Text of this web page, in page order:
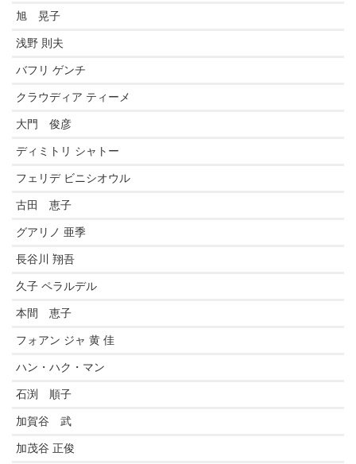
旭 晃子
浅野 則夫
バフリ ゲンチ
クラウディア ティーメ
大門 俊彦
ディミトリ シャトー
フェリデ ビニシオウル
古田 恵子
グアリノ 亜季
長谷川 翔吾
久子 ペラルデル
本間 恵子
フォアン ジャ 黄 佳
ハン・ハク・マン
石渕 順子
加賀谷 武
加茂谷 正俊